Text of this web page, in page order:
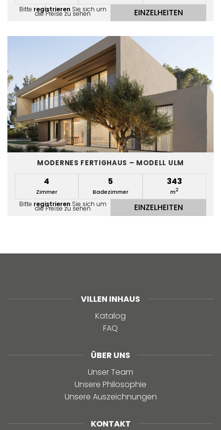
Bitte registrieren Sie sich um
die Preise zu sehen EINZELHEITEN
MODERNES FERTIGHAUS – MODELL ULM
4
Zimmer
5
Badezimmer
343
m2
Bitte registrieren Sie sich um
die Preise zu sehen EINZELHEITEN
VILLEN INHAUS
Katalog
FAQ
ÜBER UNS
Unser Team
Unsere Philosophie
Unsere Auszeichnungen
KONTAKT